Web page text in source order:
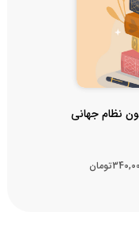
نظام جهانی